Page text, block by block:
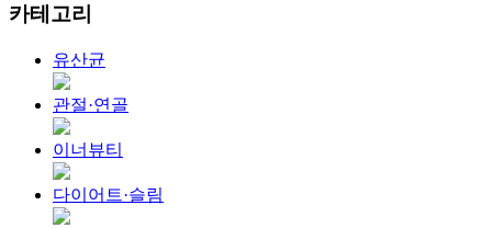
카테고리
유산균
관절·연골
이너뷰티
다이어트·슬림